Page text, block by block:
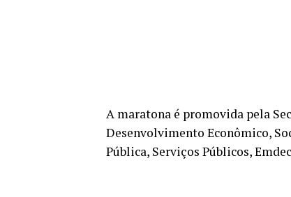
A maratona é promovida pela
Desenvolvimento Econômico,
Pública, Serviços Públicos,